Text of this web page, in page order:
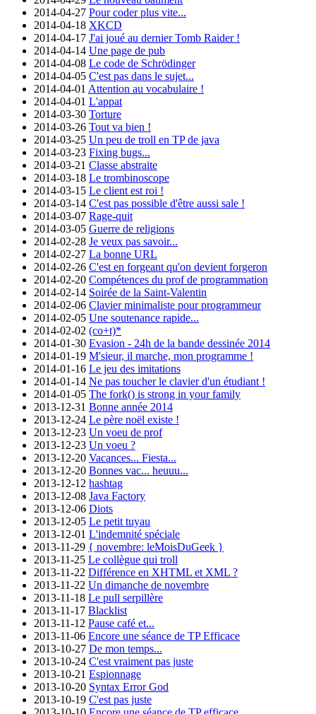
2014-04-27 Pour coder plus vite...
2014-04-18 XKCD
2014-04-17 J'ai joué au dernier Tomb Raider !
2014-04-14 Une page de pub
2014-04-08 Le code de Schrödinger
2014-04-05 C'est pas dans le sujet...
2014-04-01 Attention au vocabulaire !
2014-04-01 L'appat
2014-03-30 Torture
2014-03-26 Tout va bien !
2014-03-25 Un peu de troll en TP de java
2014-03-23 Fixing bugs...
2014-03-21 Classe abstraite
2014-03-18 Le trombinoscope
2014-03-15 Le client est roi !
2014-03-14 C'est pas possible d'être aussi sale !
2014-03-07 Rage-quit
2014-03-05 Guerre de religions
2014-02-28 Je veux pas savoir...
2014-02-27 La bonne URL
2014-02-26 C'est en forgeant qu'on devient forgeron
2014-02-20 Compétences du prof de programmation
2014-02-14 Soirée de la Saint-Valentin
2014-02-06 Clavier minimaliste pour programmeur
2014-02-05 Une soutenance rapide...
2014-02-02 (co+t)*
2014-01-30 Evasion - 24h de la bande dessinée 2014
2014-01-19 M'sieur, il marche, mon programme !
2014-01-16 Le jeu des imitations
2014-01-14 Ne pas toucher le clavier d'un étudiant !
2014-01-05 The fork() is strong in your family
2013-12-31 Bonne année 2014
2013-12-24 Le père noël existe !
2013-12-23 Un voeu de prof
2013-12-23 Un voeu ?
2013-12-20 Vacances... Fiesta...
2013-12-20 Bonnes vac... heuuu...
2013-12-12 hashtag
2013-12-08 Java Factory
2013-12-06 Diots
2013-12-05 Le petit tuyau
2013-12-01 L'indemnité spéciale
2013-11-29 { novembre: leMoisDuGeek }
2013-11-25 Le collègue qui troll
2013-11-22 Différence en XHTML et XML ?
2013-11-22 Un dimanche de novembre
2013-11-18 Le pull serpillère
2013-11-17 Blacklist
2013-11-12 Pause café et...
2013-11-06 Encore une séance de TP Efficace
2013-10-27 De mon temps...
2013-10-24 C'est vraiment pas juste
2013-10-21 Espionnage
2013-10-20 Syntax Error God
2013-10-19 C'est pas juste